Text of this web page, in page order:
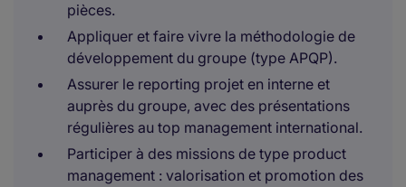
pièces.
Appliquer et faire vivre la méthodologie de
développement du groupe (type APQP).
Assurer le reporting projet en interne et
auprès du groupe, avec des présentations
régulières au top management international.
Participer à des missions de type product
management : valorisation et promotion des